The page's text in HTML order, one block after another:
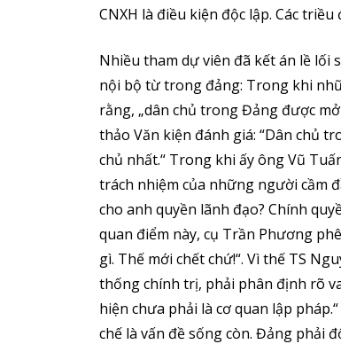
CNXH là điều kiện độc lập. Các
Nhiều tham dự viên đã kết án lề lối
nội bộ từ trong đảng: Trong khi
rằng, „dân chủ trong Đảng được
thảo Văn kiện đánh giá: “Dân chủ
chủ nhất.“ Trong khi ấy ông Vũ
trách nhiệm của những người cầm
cho anh quyền lãnh đạo? Chính
quan điểm này, cụ Trần Phương
gì. Thế mới chết chứ!“. Vì thế TS
thống chính trị, phải phân định rõ
hiện chưa phải là cơ quan lập
chế là vấn đề sống còn. Đảng phải